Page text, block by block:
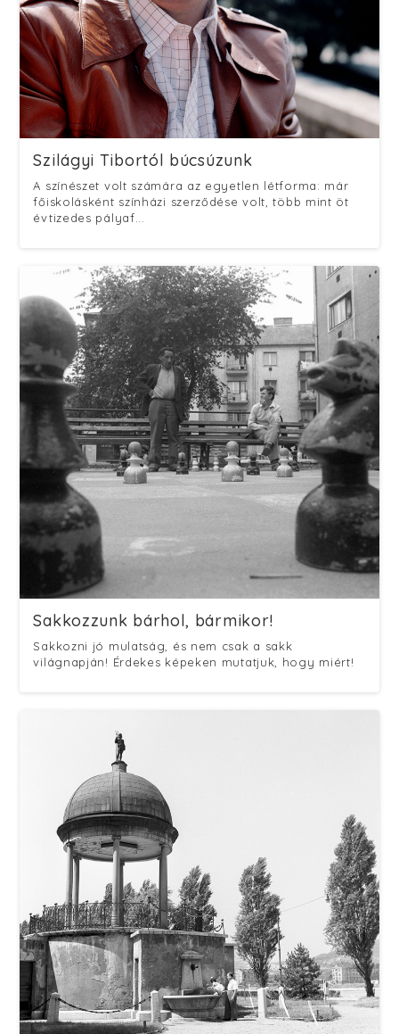
Szilágyi Tibortól búcsúzunk
A színészet volt számára az egyetlen létforma: már
főiskolásként színházi szerződése volt, több mint öt
évtizedes pályaf...
Sakkozzunk bárhol, bármikor!
Sakkozni jó mulatság, és nem csak a sakk
világnapján! Érdekes képeken mutatjuk, hogy miért!